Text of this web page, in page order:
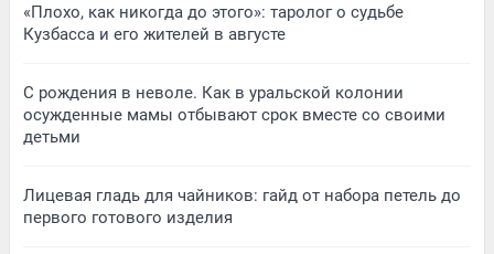
«Плохо, как никогда до этого»: таролог о судьбе
Кузбасса и его жителей в августе
С рождения в неволе. Как в уральской колонии
осужденные мамы отбывают срок вместе со своими
детьми
Лицевая гладь для чайников: гайд от набора петель до
первого готового изделия